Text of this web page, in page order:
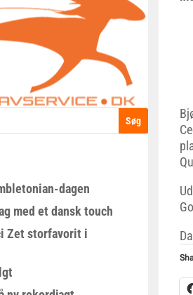
dagen
med et dansk touch
Zet storfavorit i